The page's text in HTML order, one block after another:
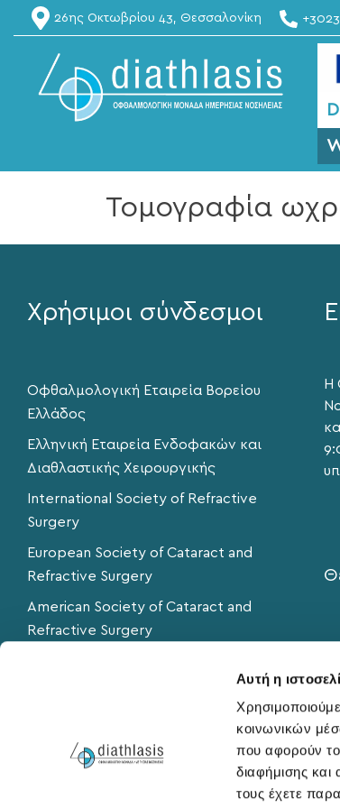
Αυτή η
κοινωνικών
που αφορούν
διαφήμισης
τους έχετε
26ης Οκτωβρίου 43, Θεσσαλονίκη
Τομογραφία
Χρήσιμοι σύνδεσμοι
Οφθαλμολογική Εταιρεία Βορείου
Ελλάδος
Ελληνική Εταιρεία Ενδοφακών και
Διαθλαστικής Χειρουργικής
International Society of Refractive
Surgery
European Society of Cataract and
Refractive Surgery
American Society of Cataract and
Refractive Surgery
Η